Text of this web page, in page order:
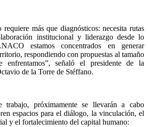
más que diagnósticos: necesita rutas
institucional y liderazgo desde lo
estamos concentrados en generar
respondiendo con propuestas al tamaño
enfrentamos”, señaló el presidente de la
de la Torre de Stéffano.
trabajo, próximamente se llevarán a cabo
espacios para el diálogo, la vinculación, el
y el fortalecimiento del capital humano: